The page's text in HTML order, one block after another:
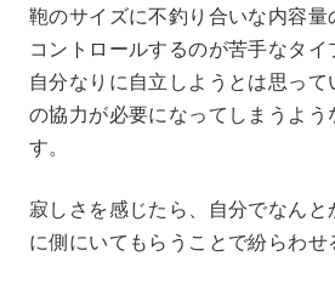
鞄のサイズに不釣り合いな内容
コントロールするのが苦手なタイ
自分なりに自立しようとは思っ
の協力が必要になってしまうよ
す。
寂しさを感じたら、自分でなん
に側にいてもらうことで紛らわせ